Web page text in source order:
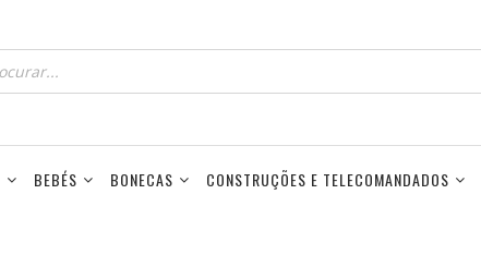
BEBÉS BONECAS CONSTRUÇÕES E TELECOMANDADOS